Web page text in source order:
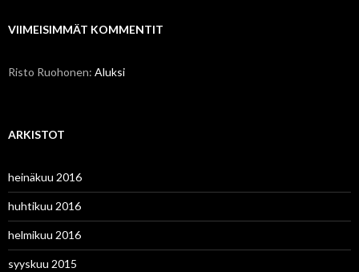
VIIMEISIMMÄT KOMMENTIT
Risto Ruohonen: Aluksi
ARKISTOT
heinäkuu 2016
huhtikuu 2016
helmikuu 2016
syyskuu 2015